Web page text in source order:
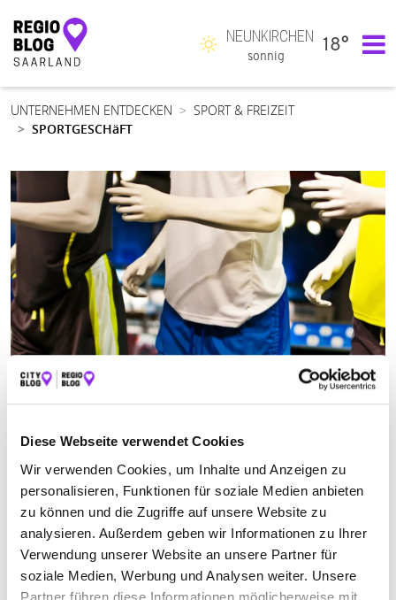
Diese Webseite verwendet Cookies
Wir verwenden Cookies, um Inhalte und Anzeigen zu
personalisieren, Funktionen für soziale Medien anbieten
zu können und die Zugriffe auf unsere Website zu
analysieren. Außerdem geben wir Informationen zu Ihrer
Verwendung unserer Website an unsere Partner für
soziale Medien, Werbung und Analysen weiter. Unsere
Partner führen diese Informationen möglicherweise mit
Hauptnavigation
NEUNKIRCHEN
sonnig
18°
UNTERNEHMEN ENTDECKEN
SPORT & FREIZEIT
SPORTGESCHäFT
SPORTGESCHÄFT
Jetzt geöffnet
Suchen nach